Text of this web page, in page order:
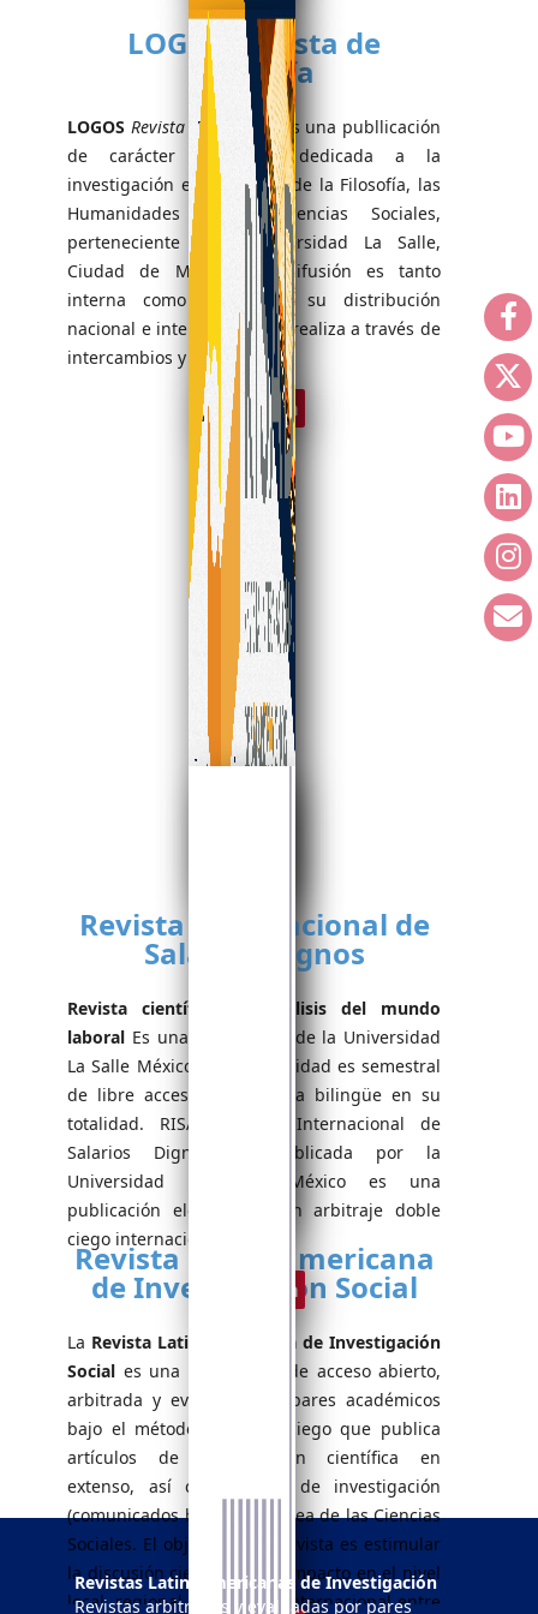
LOGOS Revista de
Filosofía
LOGOS Revista de Filosofíaes una publlicación
de carácter semestral dedicada a la
investigación en el ámbito de la Filosofía, las
Humanidades y las Ciencias Sociales,
perteneciente a la Universidad La Salle,
Ciudad de México. Su difusión es tanto
interna como externa y su distribución
nacional e internacional se realiza a través de
intercambios y donaciones.
Ver revista
Revista Latinoamericana
de Investigación Social
La Revista Latinoamericana de Investigación
Social es una publicación de acceso abierto,
arbitrada y evaluada por pares académicos
bajo el método de doble ciego que publica
artículos de investigación científica en
extenso, así como notas de investigación
(comunicados breves) del área de las Ciencias
Sociales. El objetivo de la revista es estimular
la discusión científica y su impacto en el nivel
local, regional, nacional e internacional entre
Revista Internacional de
Salarios Dignos
Revista científica de análisis del mundo
laboral Es una publicación de la Universidad
La Salle México, su periodicidad es semestral
de libre acceso y de forma bilingüe en su
totalidad. RISAD Revista Internacional de
Salarios Dignos es publicada por la
Universidad La Salle México es una
publicación electrónica con arbitraje doble
ciego internacional.
Ver revista
Revistas Latinoamericanas de Investigación
Revistas arbitradas y evaluadas por pares